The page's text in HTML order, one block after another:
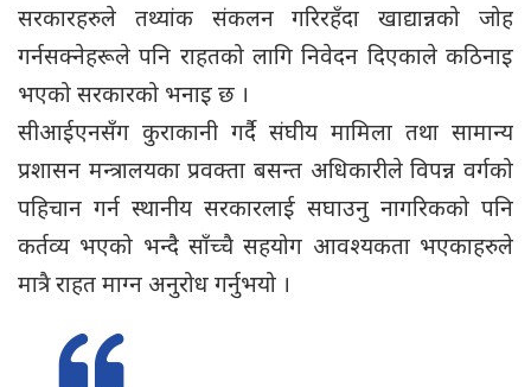
सरकारहरुले तथ्यांक संकलन गरिरहँदा खाद्यान्नको जोह
गर्नसक्नेहरूले पनि राहतको लागि निवेदन दिएकाले कठिनाइ
भएको सरकारको भनाइ छ ।
सीआईएनसँग कुराकानी गर्दै संघीय मामिला तथा सामान्य
प्रशासन मन्त्रालयका प्रवक्ता बसन्त अधिकारीले विपन्न वर्गको
पहिचान गर्न स्थानीय सरकारलाई सघाउनु नागरिकको पनि
कर्तव्य भएको भन्दै साँच्चै सहयोग आवश्यकता भएकाहरुले
मात्रै राहत माग्न अनुरोध गर्नुभयो ।